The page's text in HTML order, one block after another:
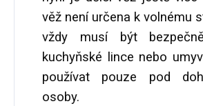
věž není určena k volnému
vždy musí být
kuchyňské lince nebo
používat pouze pod
osoby.